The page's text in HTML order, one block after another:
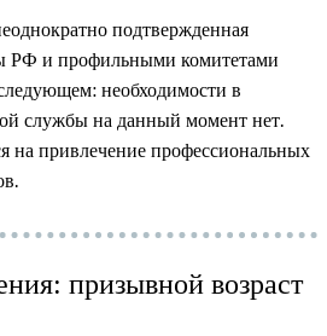
подтвержденная
РФ и профильными комитетами
необходимости в
службы на данный момент нет.
на привлечение профессиональных
призывной возраст